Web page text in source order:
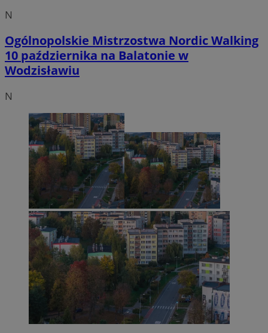
N
Ogólnopolskie Mistrzostwa Nordic Walking
10 października na Balatonie w
Wodzisławiu
N